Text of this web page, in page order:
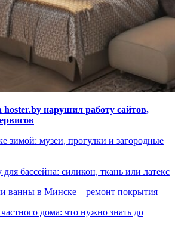
hoster.by нарушил работу сайтов,
зимой: музеи, прогулки и загородные
бассейна: силикон, ткань или латекс
ванны в Минске – ремонт покрытия
дома: что нужно знать до